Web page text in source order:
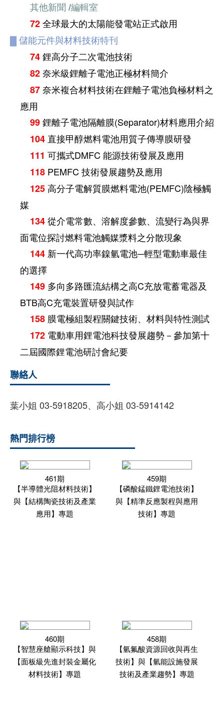
其他新聞 /編輯室
72全球最大的太陽能發電站正式啟用
▓儲能元件與材料技術特刊
74鋰高分子二次電池技術
82奈米級鋰離子電池正極材料簡介
87奈米複合材料技術在鋰離子電池負極材料之
應用
99鋰離子電池隔離膜(Separator)材料應用介紹
104 直接甲醇燃料電池用質子傳導膜研發
111 可攜式DMFC 能源技術發展及應用
118 PEMFC 技術發展趨勢及應用
125高分子電解質膜燃料電池(PEMFC)陰極觸
媒
134從介電常數、溶解度參數、流變行為與界
面電位探討燃料電池觸媒漿料之分散現象
144 新一代高功率鎳氫電池─輕型電動車最佳
的選擇
149 多向多路匯流結構之高C充放電蓄電器及
BTB高C充電裝置研發與試作
158 膜電極組製程關鍵技術、材料與特性測試
172 電動車用鋰電池科技發展趨勢－參加第十
二屆國際鋰電池研討會紀要
聯絡人
葉小姐 03-5918205、高小姐 03-5914142
熱門排行榜
461期
【半導體光阻材料技術】
與【結構陶瓷技術及產業
應用】專題
459期
【磷酸錳鐵鋰電池技術】
與【精準反應製程與應用
技術】專題
460期
【智慧座艙顯示科技】與
【面板級先進封裝金屬化
材料技術】專題
458期
【氫氟酸資源回收與再生
技術】與【氫能設施發展
技術及產業趨勢】專題